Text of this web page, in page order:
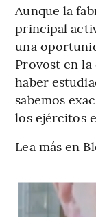
Aunque la
principal
una
Provost en la
haber
sabemos
los ejércitos
Lea más en